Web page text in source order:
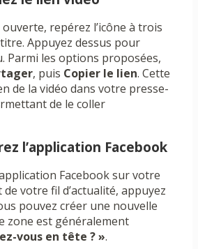
repérez l’icône à trois
Appuyez dessus pour
Parmi les options proposées,
, puis Copier le lien. Cette
de la vidéo dans votre presse-
de le coller
l’application Facebook
Facebook sur votre
votre fil d’actualité, appuyez
pouvez créer une nouvelle
zone est généralement
vous en tête ? ».